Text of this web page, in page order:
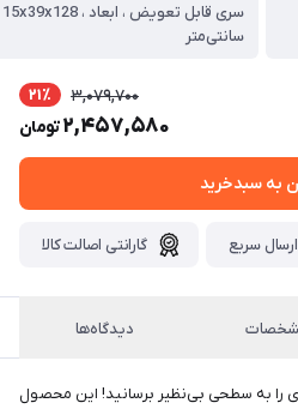
سری قابل تعویض ، ابعاد ، 15x39x128
سانتی‌متر
3,079,700 21٪
2,457,580تومان
به سبدخرید
ارسال سریع گارانتی اصالت کالا
دیدگاه‌ها
را به سطحی بی‌نظیر برسانید! این محصول